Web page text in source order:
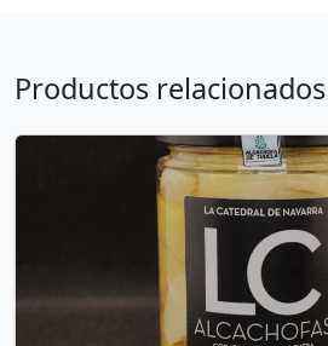
Productos relacionados